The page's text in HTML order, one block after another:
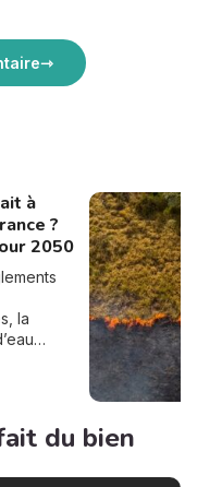
à
?
2050
la
en
En
par
du bien